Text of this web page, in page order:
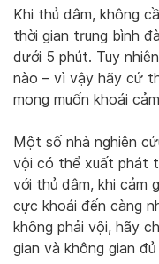
Khi thủ dâm, không
thời gian trung bình
dưới 5 phút. Tuy
nào – vì vậy hãy cứ
mong muốn khoái
Một số nhà nghiên
vội có thể xuất phát
với thủ dâm, khi cảm
cực khoái đến càng
không phải vội, hãy
gian và không gian